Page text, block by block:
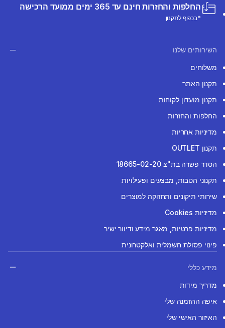
החלפות והחזרות חינם עד 365 ימים ממועד הרכישה
*בכפוף לתקנון
השירותים שלנו
משלוחים
תקנון האתר
תקנון מועדון לקוחות
החלפות והחזרות
מדיניות אחריות
תקנון OUTLET
הסדר פשרה בת"צ 18665-02-20
תקנוני הטבות, מבצעים ופעילויות
שירותי תיקונים ותחזוקה למוצרים
מדיניות Cookies
מדיניות פרטיות, מאגר מידע ודיוור ישיר
פינוי פסולת חשמלית ואלקטרונית
מידע כללי
מדריך מידות
איפה ההזמנה שלי
האיזור האישי שלי